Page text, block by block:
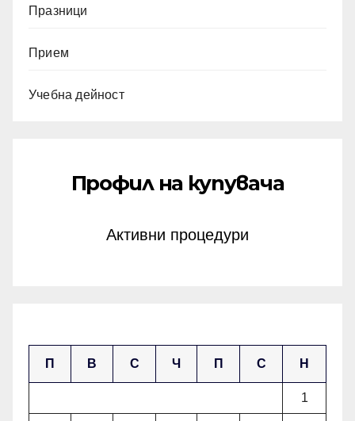
Празници
Прием
Учебна дейност
Профил на купувача
Активни процедури
П В С Ч П С Н
1